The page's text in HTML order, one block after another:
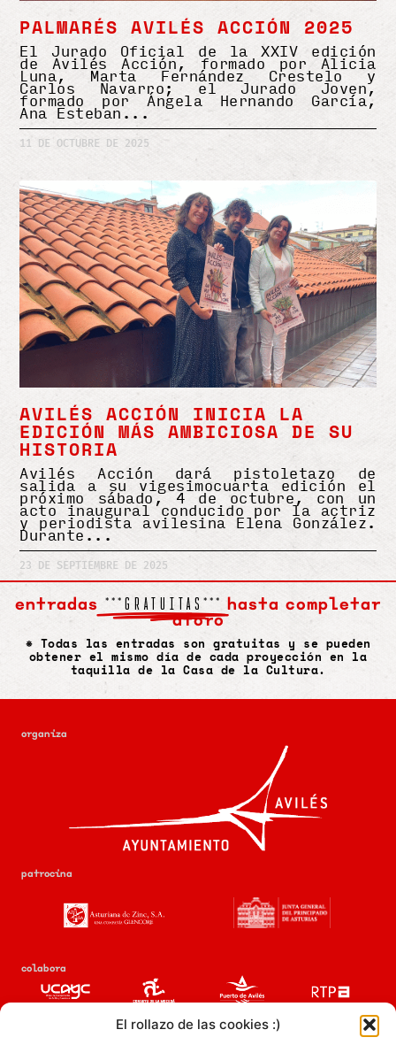
El rollazo de las cookies :)
PALMARÉS AVILÉS ACCIÓN 2025
El Jurado Oficial de la XXIV edición
de Avilés Acción, formado por Alicia
Luna, Marta Fernández Crestelo y
Carlos Navarro; el Jurado Joven,
formado por Ángela Hernando García,
Ana Esteban
11 DE OCTUBRE DE 2025
AVILÉS ACCIÓN INICIA LA
EDICIÓN MÁS AMBICIOSA DE SU
HISTORIA
Avilés Acción dará pistoletazo de
salida a su vigesimocuarta edición el
próximo sábado, 4 de octubre, con un
acto inaugural conducido por la actriz
y periodista avilesina Elena González.
Durante
23 DE SEPTIEMBRE DE 2025
entradas ***GRATUITAS*** hasta completar
aforo
* Todas las entradas son gratuitas y se pueden
obtener el mismo día de cada proyección en la
taquilla de la Casa de la Cultura.
organiza
patrocina
colabora